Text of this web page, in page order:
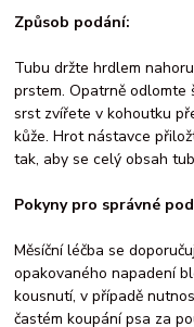
Způsob podání:
Tubu držte hrdlem
prstem. Opatrně odlomte
srst zvířete v kohoutku
kůže. Hrot nástavce
tak, aby se celý obsah
Pokyny pro správné
Měsíční léčba se
opakovaného napadení
kousnutí, v případě
častém koupání psa za